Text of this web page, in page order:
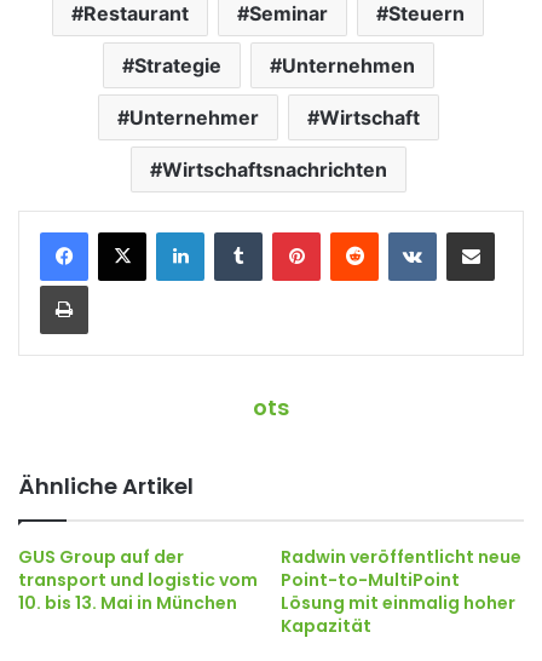
Restaurant Seminar Steuern
Strategie Unternehmen
Unternehmer Wirtschaft
Wirtschaftsnachrichten
ots
Ähnliche Artikel
GUS Group auf der
transport und logistic vom
10. bis 13. Mai in München
Radwin veröffentlicht neue
Point-to-MultiPoint
Lösung mit einmalig hoher
Kapazität